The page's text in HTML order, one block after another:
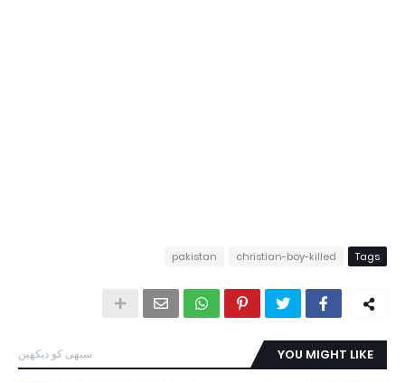
Tags
christian-boy-killed
pakistan
YOU MIGHT LIKE سبھی کو دیکھیں